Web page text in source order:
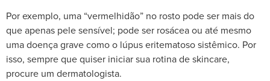
Por exemplo, uma “vermelhidão” no rosto pode ser mais do
que apenas pele sensível; pode ser rosácea ou até mesmo
uma doença grave como o lúpus eritematoso sistêmico. Por
isso, sempre que quiser iniciar sua rotina de skincare,
procure um dermatologista.